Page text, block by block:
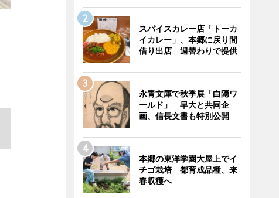
スパイスカレー店「トーカ
イカレー」、本郷に戻り間
借り出店 週替わりで提供
永青文庫で秋季展「白隠ワ
ールド」 早大と共同企
画、信長文書も特別公開
本郷の東洋学園大屋上でイ
チゴ栽培 都育成品種、来
春収穫へ